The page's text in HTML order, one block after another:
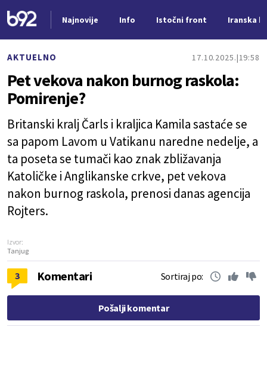
Najnovije Info Istočni front Iranska
AKTUELNO 17.10.2025. 19:58
Pet vekova nakon burnog raskola:
Pomirenje?
Britanski kralj Čarls i kraljica Kamila sastaće se
sa papom Lavom u Vatikanu naredne nedelje, a
ta poseta se tumači kao znak zbližavanja
Katoličke i Anglikanske crkve, pet vekova
nakon burnog raskola, prenosi danas agencija
Rojters.
Izvor:
Tanjug
3 Komentari Sortiraj po:
Pošalji komentar